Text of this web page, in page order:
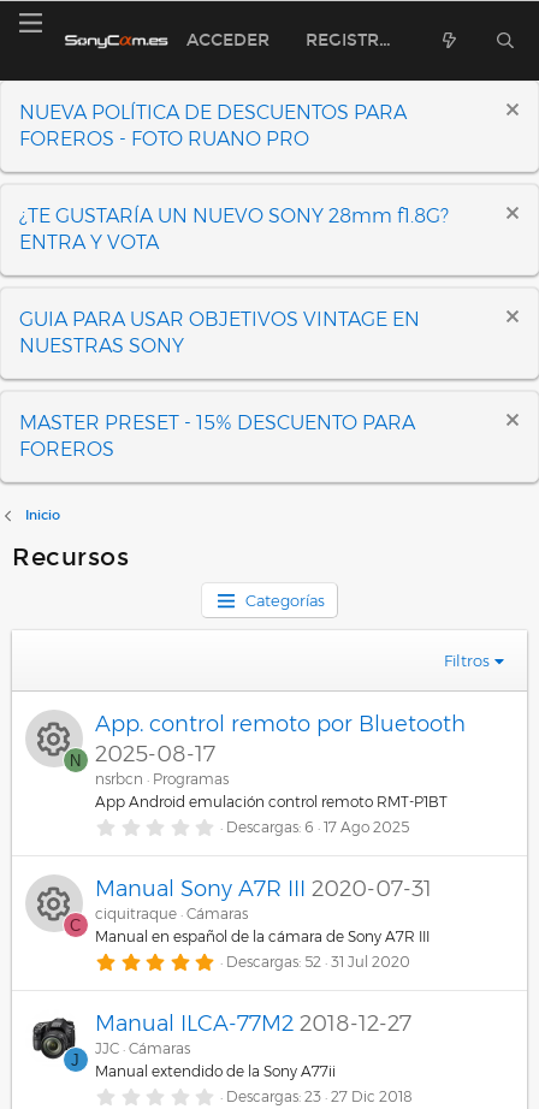
ACCEDER REGISTRARSE
NUEVA POLÍTICA DE DESCUENTOS PARA
FOREROS - FOTO RUANO PRO
¿TE GUSTARÍA UN NUEVO SONY 28mm f1.8G?
ENTRA Y VOTA
GUIA PARA USAR OBJETIVOS VINTAGE EN
NUESTRAS SONY
MASTER PRESET - 15% DESCUENTO PARA
FOREROS
Inicio
Recursos
Categorías
Filtros
n
o
d
e
re
N
App. control remoto por Bluetooth
2025-08-17
nsrbcn
Programas
App Android emulación control remoto RMT-P1BT
0
0
e
s
r
e
l
a
(
Descargas 6 17 Ago 2025
o
n
C
Manual Sony A7R III 2020-07-31
ciquitraque Cámaras
Manual en español de la cámara de Sony A7R III
5
0
0
e
r
e
Descargas 52 31 Jul 2020
J
Manual ILCA-77M2 2018-12-27
JJC Cámaras
Manual extendido de la Sony A77ii
0 Descargas 23 27 Dic 2018